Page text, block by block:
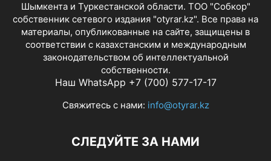
Шымкента и Туркестанской области. ТОО "Собкор"
собственник сетевого издания "otyrar.kz". Все права на
материалы, опубликованные на сайте, защищены в
соответствии с казахстанским и международным
законодательством об интеллектуальной
собственности.
Наш WhatsApp +7 (700) 577-17-17
Свяжитесь с нами: info@otyrar.kz
СЛЕДУЙТЕ ЗА НАМИ